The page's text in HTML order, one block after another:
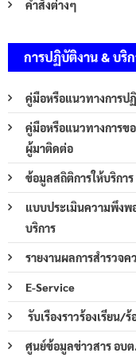
คำสั่งต่างๆ
การปฏิบัติงาน & บริ
คู่มือหรือแนวทางการป
คู่มือหรือแนวทางการข
ผู้มาติดต่อ
ข้อมูลสถิติการให้บริการ
แบบประเมินความพึงพ
บริการ
รายงานผลการสำรวจค
E-Service
รับเรืองราวร้องเรียน/
ศูนย์ข้อมูลข่าวสาร อบ